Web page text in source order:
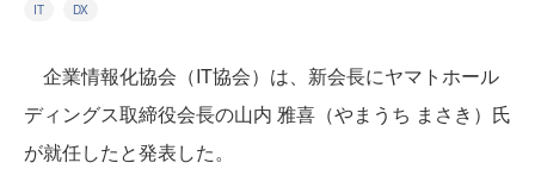
IT DX
企業情報化協会（IT協会）は、新会長にヤマトホール
ディングス取締役会長の山内 雅喜（やまうち まさき）氏
が就任したと発表した。